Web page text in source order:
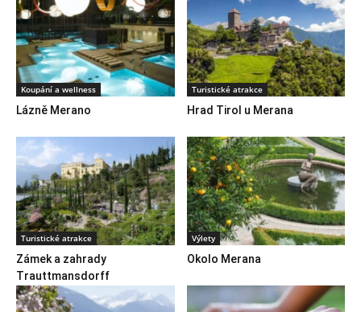
Koupání a wellness
Lázně Merano
Turistické atrakce
Hrad Tirol u Merana
Turistické atrakce
Zámek a zahrady
Trauttmansdorff
Výlety
Okolo Merana